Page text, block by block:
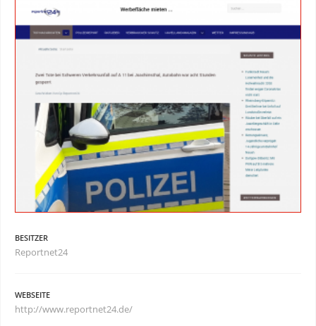
BESITZER
Reportnet24
WEBSEITE
http://www.reportnet24.de/